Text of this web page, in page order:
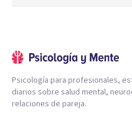
Psicología para profesionales,
diarios sobre salud mental,
relaciones de pareja.